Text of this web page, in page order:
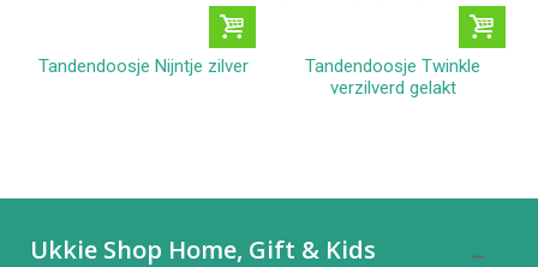
Tandendoosje Nijntje zilver
Tandendoosje Twinkle
verzilverd gelakt
Ukkie Shop Home, Gift & Kids